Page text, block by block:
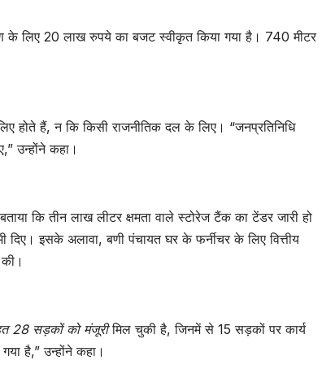
के लिए 20 लाख रुपये का बजट स्वीकृत किया गया है। 740 मीटर
होते हैं, न कि किसी राजनीतिक दल के लिए। “जनप्रतिनिधि
उन्होंने कहा।
कि तीन लाख लीटर क्षमता वाले स्टोरेज टैंक का टेंडर जारी हो
दिए। इसके अलावा, बणी पंचायत घर के फर्नीचर के लिए वित्तीय
28 सड़कों को मंजूरीमिल चुकी है, जिनमें से 15 सड़कों पर कार्य
है,” उन्होंने कहा।